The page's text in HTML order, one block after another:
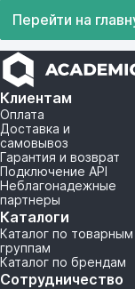
Перейти на
Клиентам
Оплата
Доставка и
самовывоз
Гарантия и возврат
Подключение API
Неблагонадежные
партнеры
Каталоги
Каталог по товарным
группам
Каталог по брендам
Сотрудничество